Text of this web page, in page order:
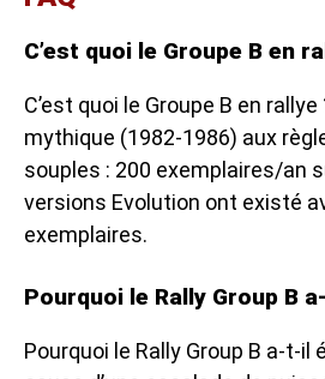
C’est quoi le Groupe B en
C’est quoi le Groupe B en
mythique (1982-1986) aux
souples : 200 exemplaires/an
versions Evolution ont existé
exemplaires.
Pourquoi le Rally Group B
Pourquoi le Rally Group B a-t-il